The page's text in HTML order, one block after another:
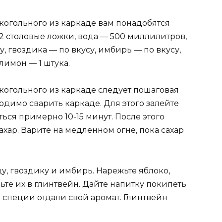
из каркаде вам понадобятся
ложки, вода — 500 миллилитров,
гвоздика — по вкусу, имбирь — по вкусу,
— 1 штука.
из каркаде следует пошаговая
сварить каркаде. Для этого залейте
примерно 10-15 минут. После этого
Варите на медленном огне, пока сахар
гвоздику и имбирь. Нарежьте яблоко,
их в глинтвейн. Дайте напитку покипеть
отдали свой аромат. Глинтвейн